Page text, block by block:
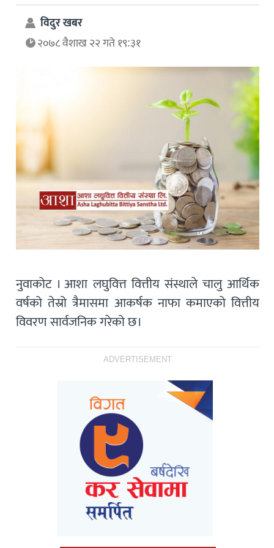
विदुर खबर
२०७८ वैशाख २२ गते १९:३१
नुवाकोट । आशा लघुवित्त वित्तीय संस्थाले चालु आर्थिक
वर्षको तेस्रो त्रैमासमा आकर्षक नाफा कमाएको वित्तीय
विवरण सार्वजनिक गरेको छ।
ADVERTISEMENT